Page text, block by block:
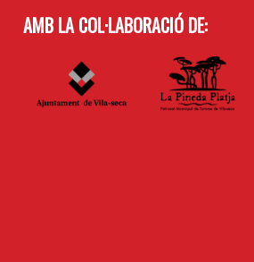
AMB LA COL·LABORACIÓ DE: